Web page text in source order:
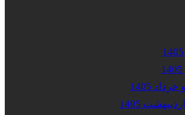
1405
1405